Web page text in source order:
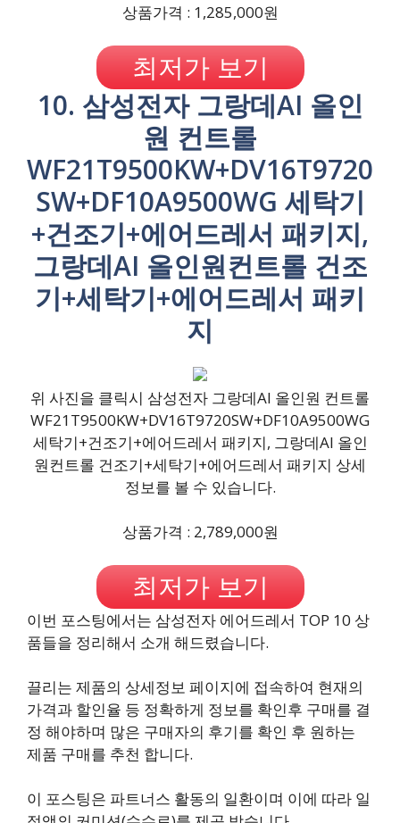
상품가격 : 1,285,000원
최저가 보기
10. 삼성전자 그랑데AI 올인
원 컨트롤
WF21T9500KW+DV16T9720
SW+DF10A9500WG 세탁기
+건조기+에어드레서 패키지,
그랑데AI 올인원컨트롤 건조
기+세탁기+에어드레서 패키
지
위 사진을 클릭시 삼성전자 그랑데AI 올인원 컨트롤
WF21T9500KW+DV16T9720SW+DF10A9500WG
세탁기+건조기+에어드레서 패키지, 그랑데AI 올인
원컨트롤 건조기+세탁기+에어드레서 패키지 상세
정보를 볼 수 있습니다.
상품가격 : 2,789,000원
최저가 보기
이번 포스팅에서는 삼성전자 에어드레서 TOP 10 상
품들을 정리해서 소개 해드렸습니다.
끌리는 제품의 상세정보 페이지에 접속하여 현재의
가격과 할인율 등 정확하게 정보를 확인후 구매를 결
정 해야하며 많은 구매자의 후기를 확인 후 원하는
제품 구매를 추천 합니다.
이 포스팅은 파트너스 활동의 일환이며 이에 따라 일